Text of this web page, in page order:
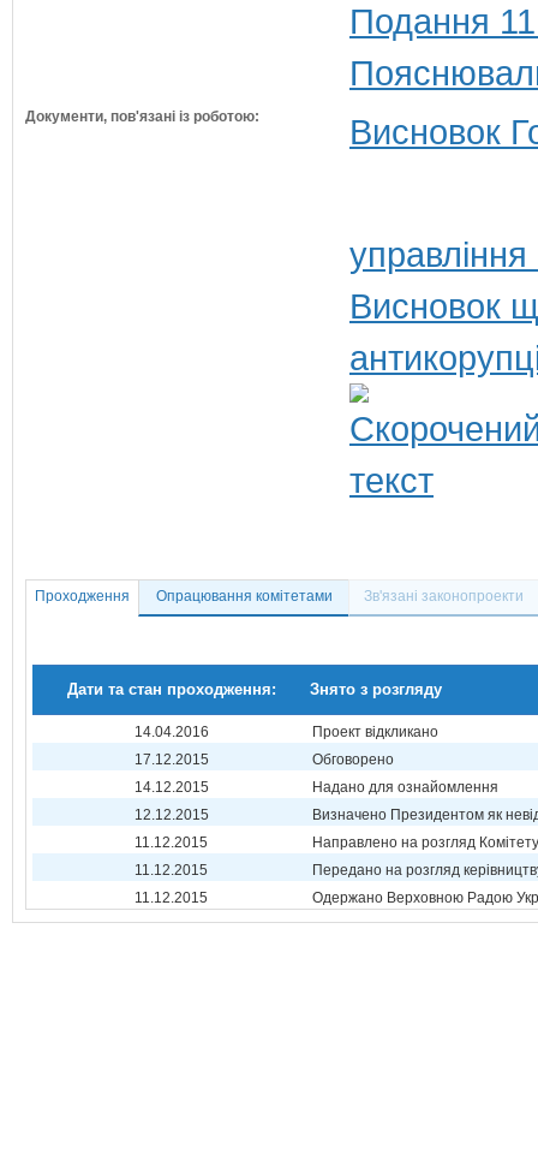
Подання
Документи, пов'язані із роботою: Висновок
Висновок
Проходження Опрацювання комітетами Зв'язані законопроекти
Дати та стан проходження: Знято з розгляду
14.04.2016
Проект відкликано
17.12.2015
Обговорено
14.12.2015
Надано для ознайомлення
12.12.2015
Визначено Президентом як
11.12.2015
Направлено на розгляд Комітету
11.12.2015
Передано на розгляд
11.12.2015
Одержано Верховною Радою